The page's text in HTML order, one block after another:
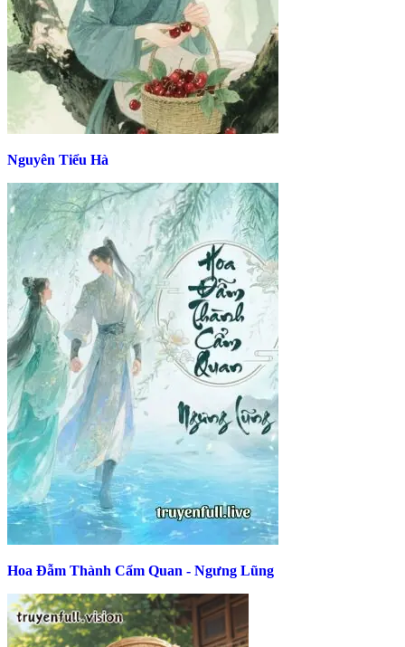
Nguyên Tiểu Hà
Hoa Đẫm Thành Cẩm Quan - Ngưng Lũng